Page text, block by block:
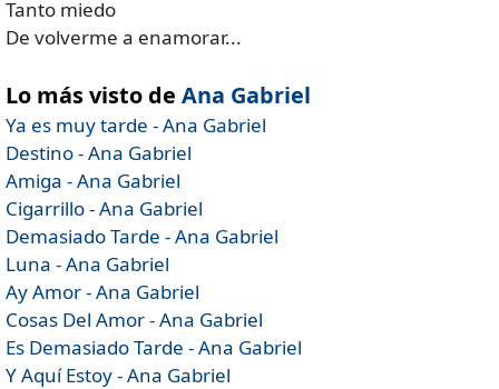
Tanto miedo
De volverme a enamorar...
Lo más visto de Ana Gabriel
Ya es muy tarde - Ana Gabriel
Destino - Ana Gabriel
Amiga - Ana Gabriel
Cigarrillo - Ana Gabriel
Demasiado Tarde - Ana Gabriel
Luna - Ana Gabriel
Ay Amor - Ana Gabriel
Cosas Del Amor - Ana Gabriel
Es Demasiado Tarde - Ana Gabriel
Y Aquí Estoy - Ana Gabriel